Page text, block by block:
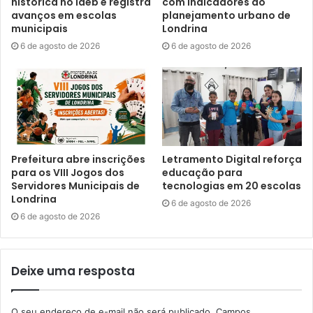
Para isso, Becchi divide cada aula em três momentos. O
primeiro envolve práticas de aquecimento e mobilidade
articular, seguido de exercícios de fortalecimento,
coordenação e equilíbrio. Por fim, o grupo estimula a
flexibilidade com exercícios de alongamento.
avanços em escolas
municipais
6 de agosto de 2026
planejamento urbano de
Londrina
6 de agosto de 2026
Prefeitura abre inscrições
para os VIII Jogos dos
Servidores Municipais de
Londrina
6 de agosto de 2026
Letramento Digital reforça
educação para
tecnologias em 20 escolas
6 de agosto de 2026
Deixe uma resposta